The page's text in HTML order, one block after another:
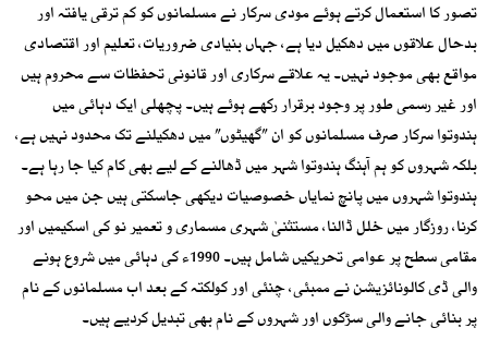
تصور کا استعمال کرتے ہوئے مودی سرکار نے مسلمانوں کو کم ترقی یافتہ اور
بدحال علاقوں میں دھکیل دیا ہے، جہاں بنیادی ضروریات، تعلیم اور اقتصادی
مواقع بھی موجود نہیں۔ یہ علاقے سرکاری اور قانونی تحفظات سے محروم ہیں
اور غیر رسمی طور پر وجود برقرار رکھے ہوئے ہیں۔ پچھلی ایک دہائی میں
ہندوتوا سرکار صرف مسلمانوں کو ان ”گھیٹوں” میں دھکیلنے تک محدود نہیں ہے،
بلکہ شہروں کو ہم آہنگ ہندوتوا شہر میں ڈھالنے کے لیے بھی کام کیا جا رہا ہے۔
ہندوتوا شہروں میں پانچ نمایاں خصوصیات دیکھی جاسکتی ہیں جن میں محو
کرنا، روزگار میں خلل ڈالنا، مستثنیٰ شہری مسماری و تعمیر نو کی اسکیمیں اور
مقامی سطح پر عوامی تحریکیں شامل ہیں۔ 1990ء کی دہائی میں شروع ہونے
والی ڈی کالونائزیشن نے ممبئی، چنئی اور کولکتہ کے بعد اب مسلمانوں کے نام
پر بنائی جانے والی سڑکوں اور شہروں کے نام بھی تبدیل کردیے ہیں۔